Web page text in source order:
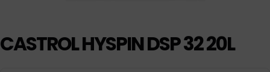
CASTROL HYSPIN DSP 32 20L